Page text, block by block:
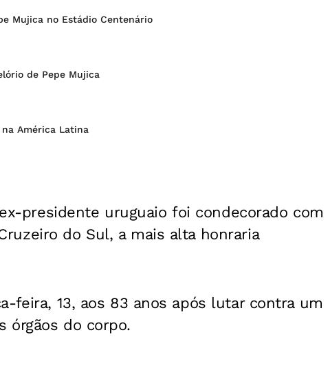
Mujica no Estádio Centenário
de Pepe Mujica
América Latina
presidente uruguaio foi condecorado com
do Sul, a mais alta honraria
feira, 13, aos 83 anos após lutar contra um
órgãos do corpo.